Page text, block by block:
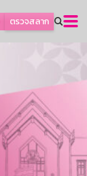
ตรวจสลาก